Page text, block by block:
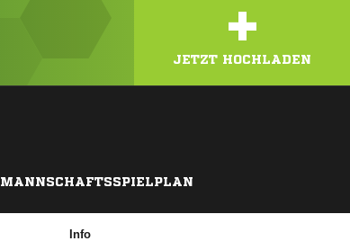
+
JETZT HOCHLADEN
MANNSCHAFTSSPIELPLAN
Info